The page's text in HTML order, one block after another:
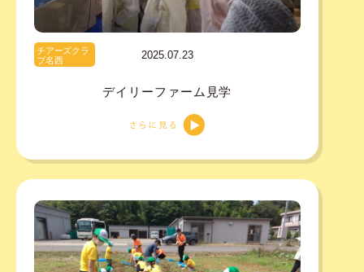
チアーズクラ
ブ名西
2025.07.23
デイリーファーム見学